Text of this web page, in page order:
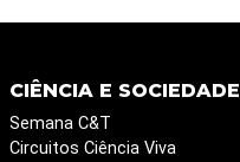
CIÊNCIA E SOCIEDADE
Semana C&T
Circuitos Ciência Viva